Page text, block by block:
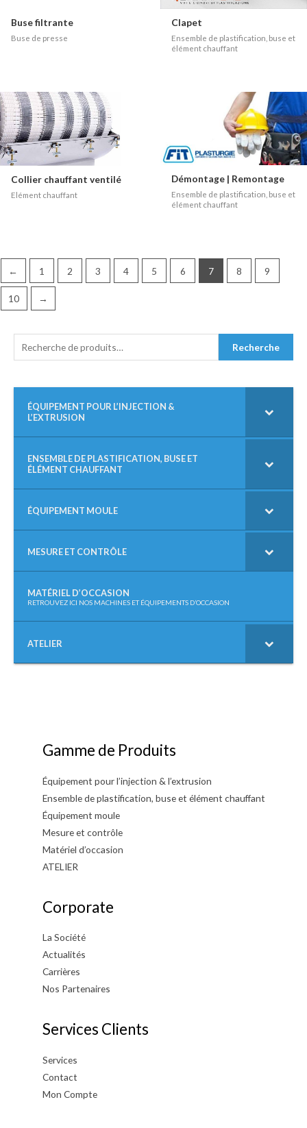
Recherche
ÉQUIPEMENT POUR L’INJECTION &
L’EXTRUSION
ENSEMBLE DE PLASTIFICATION, BUSE ET
ÉLÉMENT CHAUFFANT
ÉQUIPEMENT MOULE
MESURE ET CONTRÔLE
MATÉRIEL D’OCCASION
–
RETROUVEZ ICI NOS MACHINES ET ÉQUIPEMENTS D’OCCASION
ATELIER
Buse filtrante
Buse de presse
Clapet
Ensemble de plastification, buse et
élément chauffant
Collier chauffant ventilé
Elément chauffant
Démontage | Remontage
Ensemble de plastification, buse et
élément chauffant
← 1 2 3 4 5 6 7 8 9
10 →
Gamme de Produits
Équipement pour l’injection & l’extrusion
Ensemble de plastification, buse et élément chauffant
Équipement moule
Mesure et contrôle
Matériel d’occasion
ATELIER
Corporate
La Société
Actualités
Carrières
Nos Partenaires
Services Clients
Services
Contact
Mon Compte